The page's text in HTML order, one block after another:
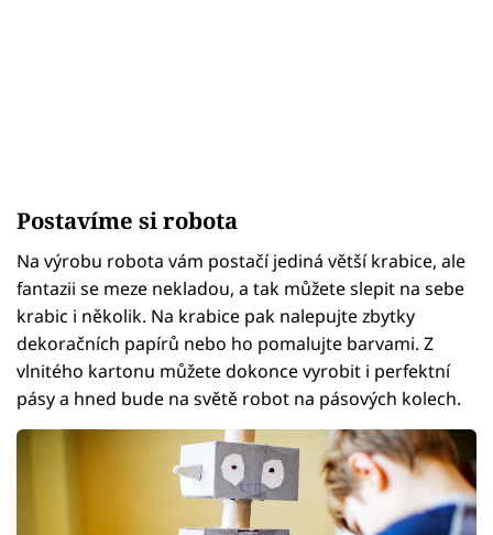
Postavíme si robota
Na výrobu robota vám postačí jediná větší krabice, ale
fantazii se meze nekladou, a tak můžete slepit na sebe
krabic i několik. Na krabice pak nalepujte zbytky
dekoračních papírů nebo ho pomalujte barvami. Z
vlnitého kartonu můžete dokonce vyrobit i perfektní
pásy a hned bude na světě robot na pásových kolech.